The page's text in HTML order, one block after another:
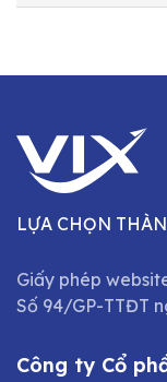
LỰA CHỌN
Giấy phép
Số 94/GP-TTĐT
Công ty Cổ